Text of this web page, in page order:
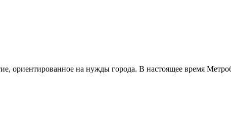
ориентированное на нужды города. В настоящее время